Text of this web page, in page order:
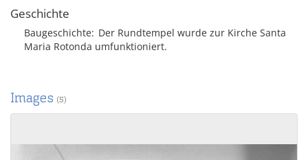
Geschichte
Baugeschichte Der Rundtempel wurde zur Kirche Santa
Maria Rotonda umfunktioniert.
Images (5)